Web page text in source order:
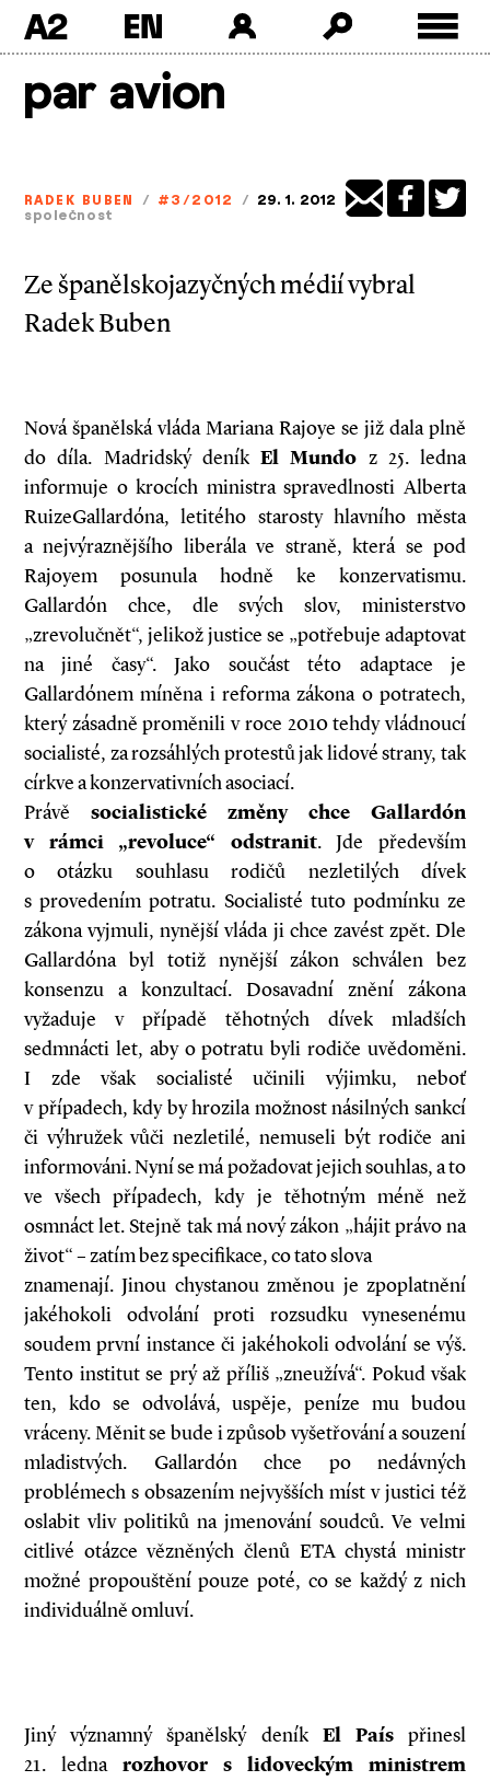
content
A2
par avion
RADEK BUBEN / #3/2012 / 29. 1. 2012
společnost
Ze španělskojazyčných médií vybral
Radek Buben
Nová španělská vláda Mariana Rajoye se již dala plně
do díla. Madridský deník El Mundo z 25. ledna
informuje o krocích ministra spravedlnosti Alberta
Ruize­Gallardóna, letitého starosty hlavního města
a nejvýraznějšího liberála ve straně, která se pod
Rajoyem posunula hodně ke konzervatismu.
Gallardón chce, dle svých slov, ministerstvo
„zrevolučnět“, jelikož justice se „potřebuje adaptovat
na jiné časy“. Jako součást této adaptace je
Gallardónem míněna i reforma zákona o potratech,
který zásadně proměnili v roce 2010 tehdy vládnoucí
socialisté, za rozsáhlých protestů jak lidové strany, tak
církve a konzervativních asociací.
Právě socialistické změny chce Gallardón
v rámci „revoluce“ odstranit. Jde především
o otázku souhlasu rodičů nezletilých dívek
s provedením potratu. Socialisté tuto podmínku ze
zákona vyjmuli, nynější vláda ji chce zavést zpět. Dle
Gallardóna byl totiž nynější zákon schválen bez
konsenzu a konzultací. Dosavadní znění zákona
vyžaduje v případě těhotných dívek mladších
sedmnácti let, aby o potratu byli rodiče uvědoměni.
I zde však socialisté učinili výjimku, neboť
v případech, kdy by hrozila možnost násilných sankcí
či výhružek vůči nezletilé, nemuseli být rodiče ani
informováni. Nyní se má požadovat jejich souhlas, a to
ve všech případech, kdy je těhotným méně než
osmnáct let. Stejně tak má nový zákon „hájit právo na
život“ – zatím bez specifikace, co tato slova
znamenají. Jinou chystanou změnou je zpoplatnění
jakéhokoli odvolání proti rozsudku vynesenému
soudem první instance či jakéhokoli odvolání se výš.
Tento institut se prý až příliš „zneužívá“. Pokud však
ten, kdo se odvolává, uspěje, peníze mu budou
vráceny. Měnit se bude i způsob vyšetřování a souzení
mladistvých. Gallardón chce po nedávných
problémech s obsazením nejvyšších míst v justici též
oslabit vliv politiků na jmenování soudců. Ve velmi
citlivé otázce vězněných členů ETA chystá ministr
možné propouštění pouze poté, co se každý z nich
individuálně omluví.
Jiný významný španělský deník El Paíspřinesl
21. ledna rozhovor s lidoveckým ministrem